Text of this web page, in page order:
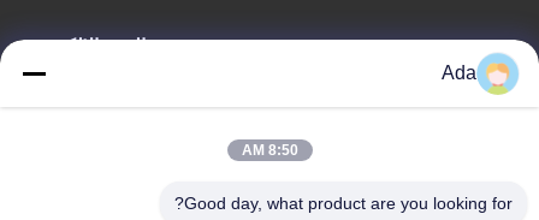
البريد الإلكتروني
Ada
8:50 AM
Good day, what product are you looking for?